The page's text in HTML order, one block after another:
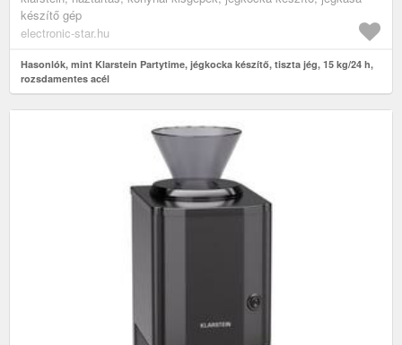
készítő gép
electronic-star.hu
Hasonlók, mint Klarstein Partytime, jégkocka készítő, tiszta jég, 15 kg/24 h,
rozsdamentes acél